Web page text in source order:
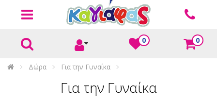
0 0
Δώρα Για την Γυναίκα
Για την Γυναίκα